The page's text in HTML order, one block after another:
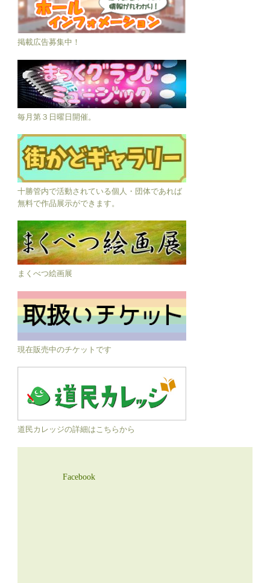
掲載広告募集中！
毎月第３日曜日開催。
十勝管内で活動されている個人・団体であれば
無料で作品展示ができます。
まくべつ絵画展
現在販売中のチケットです
道民カレッジの詳細はこちらから
Facebook